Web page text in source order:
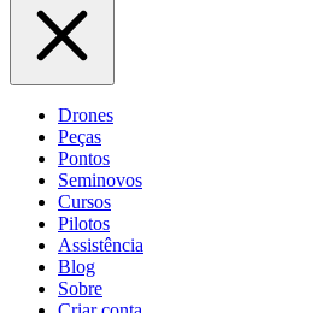
Drones
Peças
Pontos
Seminovos
Cursos
Pilotos
Assistência
Blog
Sobre